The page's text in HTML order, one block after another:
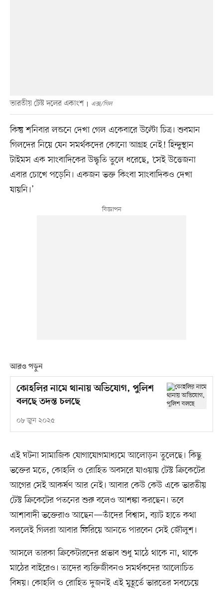
ভারতীয় টেস্ট দলের একাংশ এক্স/গিল
কিন্তু শনিবার লন্ডনে দেখা গেল একেবারে উল্টো চিত্র। শুবমান
গিলদের নিয়ে যেন সমর্থকদের কোনো আগ্রহ নেই! হিন্দুস্থান
টাইমস এক সাংবাদিকের উদ্ধৃতি তুলে ধরেছে, ‘সেই উত্তেজনা
এবার চোখে পড়েনি। একজন ভক্ত কিংবা সাংবাদিকও দেখা
যায়নি।’
আরও পড়ুন
কোহলির নামে থানায় অভিযোগ, পুলিশ
বলছে তদন্ত চলছে
০৮ জুন ২০২৫
এই ঘটনা সামাজিক যোগাযোগমাধ্যমে আলোড়ন তুলেছে। কিছু
ভক্তের মতে, কোহলি ও রোহিত অবসরে যাওয়ায় টেস্ট ক্রিকেটের
আগের সেই আকর্ষণ আর নেই। আবার কেউ কেউ একে ভারতীয়
টেস্ট ক্রিকেটের পতনের শুরু বলেও আশঙ্কা করছেন। তবে
আশাবাদী ভক্তেরাও আছেন—তাঁদের বিশ্বাস, ব্যাট হাতে কথা
বললেই গিলরা আবার ফিরিয়ে আনতে পারবেন সেই জৌলুশ।
আসলে তারকা ক্রিকেটারদের প্রভাব শুধু মাঠে থাকে না, থাকে
মাঠের বাইরেও। তাদের ব্যক্তিজীবনও সমর্থকদের আলোচিত
বিষয়। কোহলি ও রোহিত দুজনই এই মুহূর্তে ভারতের সবচেয়ে